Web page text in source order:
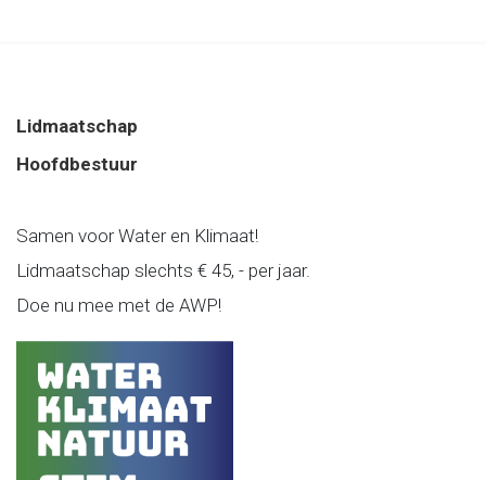
Lidmaatschap
Hoofdbestuur
Samen voor Water en Klimaat!
Lidmaatschap slechts € 45, - per jaar.
Doe nu mee met de AWP!